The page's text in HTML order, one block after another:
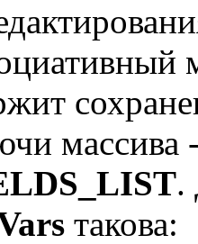
массива
.
такова: